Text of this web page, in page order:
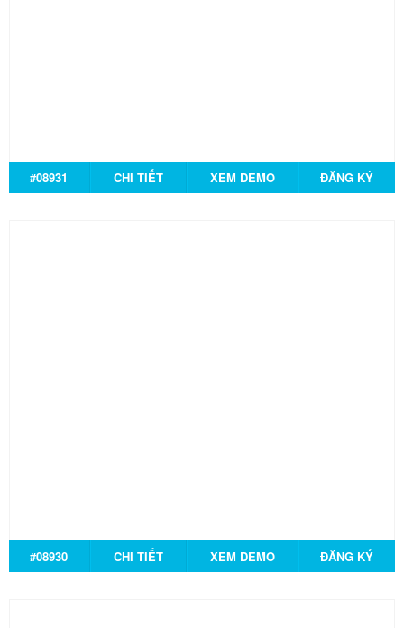
#08931 CHI TIẾT XEM DEMO ĐĂNG KÝ
#08930 CHI TIẾT XEM DEMO ĐĂNG KÝ